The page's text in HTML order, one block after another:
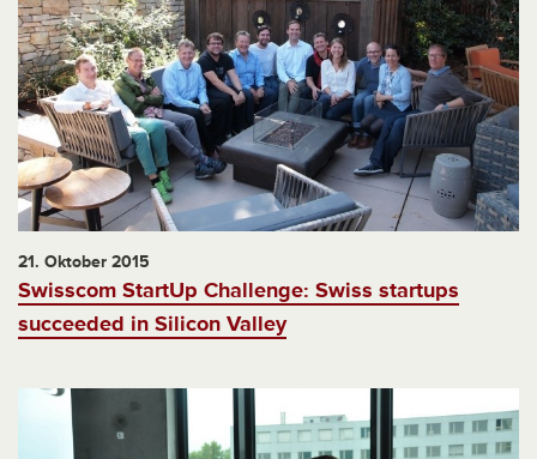
21. Oktober 2015
Swisscom StartUp Challenge: Swiss startups
succeeded in Silicon Valley